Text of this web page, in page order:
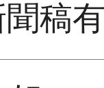
稿